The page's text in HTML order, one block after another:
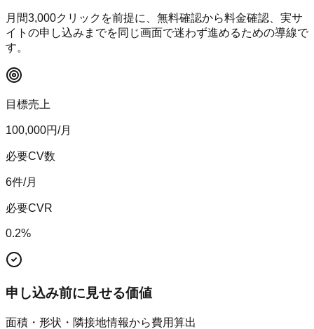
月間3,000クリックを前提に、無料確認から料金確認、実サ
イトの申し込みまでを同じ画面で迷わず進めるための導線で
す。
目標売上
100,000円/月
必要CV数
6件/月
必要CVR
0.2%
申し込み前に見せる価値
面積・形状・隣接地情報から費用算出